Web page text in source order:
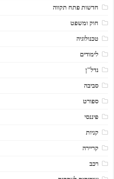
חדשות פתח תקווה
חוק ומשפט
טכנולוגיה
לימודים
נדל"ן
סביבה
ספורט
פיננסי
קניות
קריירה
רכב